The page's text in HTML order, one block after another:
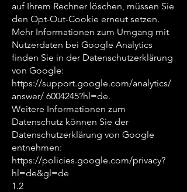
auf Ihrem Rechner löschen, müssen Sie
den Opt-Out-Cookie erneut setzen.
Mehr Informationen zum Umgang mit
Nutzerdaten bei Google Analytics
finden Sie in der Datenschutzerklärung
von Google:
https://support.google.com/analytics/
answer/ 6004245?hl=de.
Weitere Informationen zum
Datenschutz können Sie der
Datenschutzerklärung von Google
entnehmen:
https://policies.google.com/privacy?
hl=de&gl=de
1.2